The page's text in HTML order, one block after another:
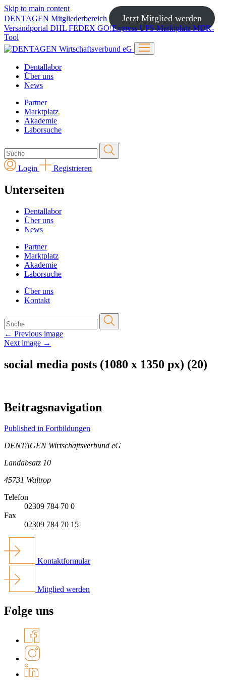
Skip to main content
DENTAGEN Mitgliederbereich Jetzt Mitglied werden
Versandportal DHL FEDEX GO!Express UPS Marktplatz MDR-
Tool
Dentallabor
Über uns
News
Partner
Marktplatz
Akademie
Laborsuche
Login Registrieren
Unterseiten
Dentallabor
Über uns
News
Partner
Marktplatz
Akademie
Laborsuche
Über uns
Kontakt
← Previous image
Next image →
social media posts (1080 x 1350 px) (20)
Beitragsnavigation
Published in Fortbildungen
DENTAGEN Wirtschaftsverbund eG
Landabsatz 10
45731 Waltrop
Telefon
02309 784 70 0
Fax
02309 784 70 15
Kontaktformular
Mitglied werden
Folge uns